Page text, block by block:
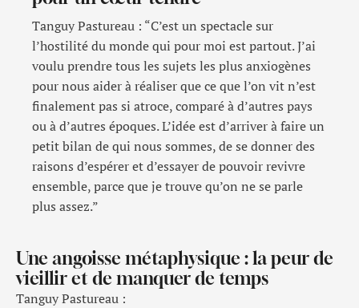
Tanguy Pastureau : “C’est un spectacle sur
l’hostilité du monde qui pour moi est partout. J’ai
voulu prendre tous les sujets les plus anxiogènes
pour nous aider à réaliser que ce que l’on vit n’est
finalement pas si atroce, comparé à d’autres pays
ou à d’autres époques. L’idée est d’arriver à faire un
petit bilan de qui nous sommes, de se donner des
raisons d’espérer et d’essayer de pouvoir revivre
ensemble, parce que je trouve qu’on ne se parle
plus assez.”
Une angoisse métaphysique : la peur de
vieillir et de manquer de temps
Tanguy Pastureau :